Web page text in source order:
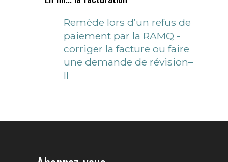
Remède lors d’un refus de
paiement par la RAMQ -
corriger la facture ou faire
une demande de révision–
II